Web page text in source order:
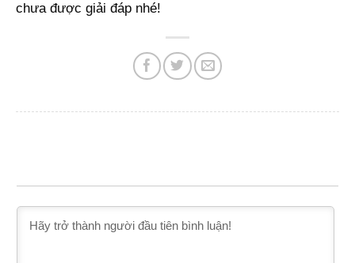
chưa được giải đáp nhé!